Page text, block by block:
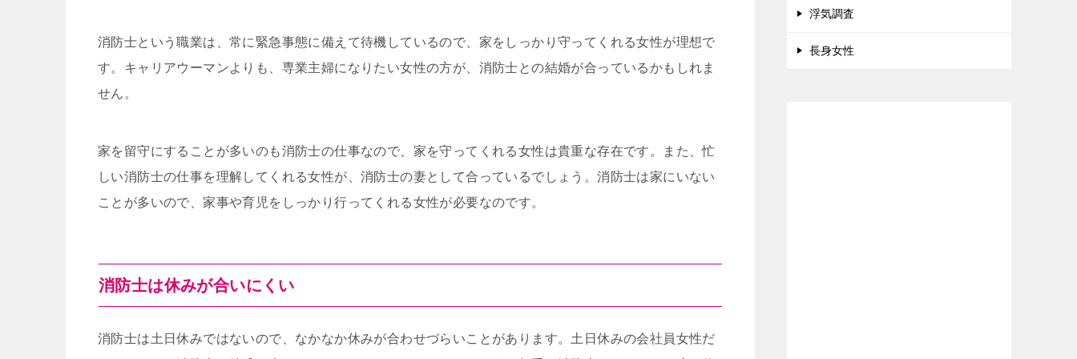
消防士という職業は、常に緊急事態に備えて待機しているので、家をしっかり守ってくれる女性が理想で
す。キャリアウーマンよりも、専業主婦になりたい女性の方が、消防士との結婚が合っているかもしれま
せん。
家を留守にすることが多いのも消防士の仕事なので、家を守ってくれる女性は貴重な存在です。また、忙
しい消防士の仕事を理解してくれる女性が、消防士の妻として合っているでしょう。消防士は家にいない
ことが多いので、家事や育児をしっかり行ってくれる女性が必要なのです。
消防士は休みが合いにくい
消防士は土日休みではないので、なかなか休みが合わせづらいことがあります。土日休みの会社員女性だ
浮気調査
長身女性